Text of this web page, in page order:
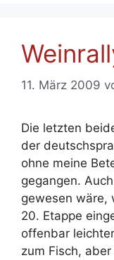
11. März 2009
Die letzten
der
ohne meine
gegangen.
gewesen wäre,
20. Etappe
offenbar
zum Fisch,